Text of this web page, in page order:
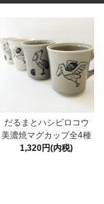
だるまとハシビロコウ
美濃焼マグカップ全4種
1,320円(内税)